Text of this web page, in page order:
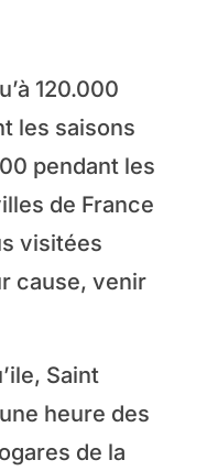
120.000
les saisons
pendant les
de France
visitées
cause, venir
Saint
heure des
de la